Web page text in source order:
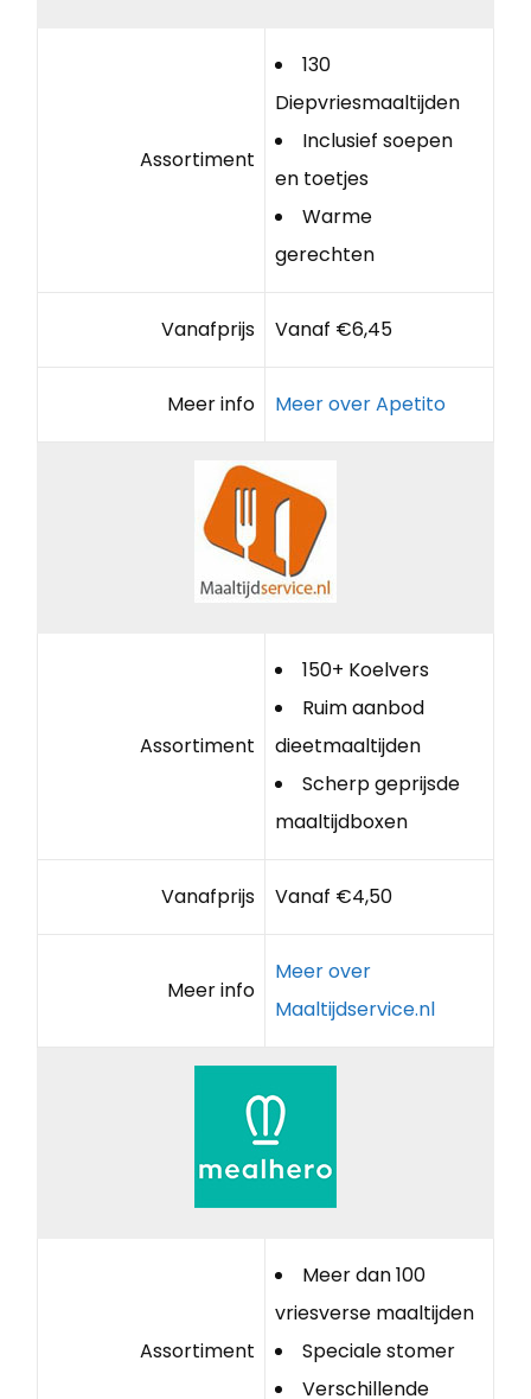
Assortiment
130
Diepvriesmaaltijden
Inclusief soepen
en toetjes
Warme
gerechten
Vanafprijs Vanaf €6,45
Meer info Meer over Apetito
Assortiment
150+ Koelvers
Ruim aanbod
dieetmaaltijden
Scherp geprijsde
maaltijdboxen
Vanafprijs Vanaf €4,50
Meer info
Meer over
Maaltijdservice.nl
Assortiment
Meer dan 100
vriesverse maaltijden
Speciale stomer
Verschillende